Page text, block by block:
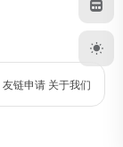
友链申请 关于我们